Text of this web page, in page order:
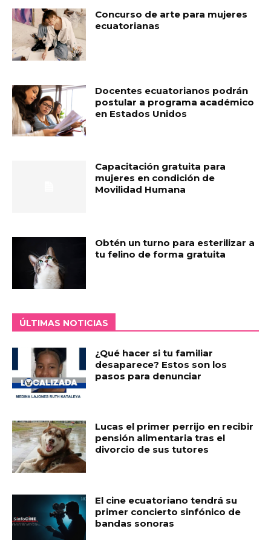
Concurso de arte para mujeres
ecuatorianas
Docentes ecuatorianos podrán
postular a programa académico
en Estados Unidos
Capacitación gratuita para
mujeres en condición de
Movilidad Humana
Obtén un turno para esterilizar a
tu felino de forma gratuita
ÚLTIMAS NOTICIAS
¿Qué hacer si tu familiar
desaparece? Estos son los
pasos para denunciar
Lucas el primer perrijo en recibir
pensión alimentaria tras el
divorcio de sus tutores
El cine ecuatoriano tendrá su
primer concierto sinfónico de
bandas sonoras